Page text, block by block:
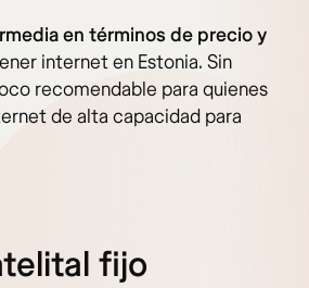
en términos de precio y
internet en Estonia. Sin
recomendable para quienes
de alta capacidad para
fijo